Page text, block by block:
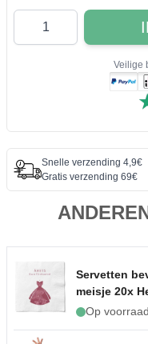
Aantal
Veilige
Snelle verzending 4,9€
Gratis verzending 69€
Servetten
meisje 20x
Apotheek
Op voorraad